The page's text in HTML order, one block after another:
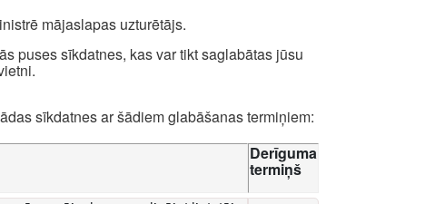
mājaslapas uzturētājs.
puses sīkdatnes, kas var tikt saglabātas jūsu
sīkdatnes ar šādiem glabāšanas termiņiem:
Derīguma
termiņš